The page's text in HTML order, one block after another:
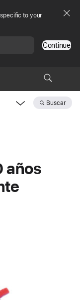
to your
Continue
Buscar
años